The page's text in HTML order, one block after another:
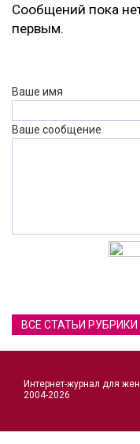
Сообщений пока
первым.
Ваше имя
Ваше сообщение
ВСЕ СТАТЬИ
Интернет-журнал для
2004-2026